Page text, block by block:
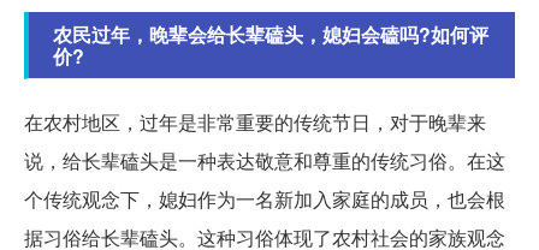
农民过年，晚辈会给长辈磕头，媳妇会磕吗?如何评
价?
在农村地区，过年是非常重要的传统节日，对于晚辈来
说，给长辈磕头是一种表达敬意和尊重的传统习俗。在这
个传统观念下，媳妇作为一名新加入家庭的成员，也会根
据习俗给长辈磕头。这种习俗体现了农村社会的家族观念